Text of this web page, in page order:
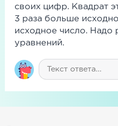
своих цифр. Квадрат
3 раза больше
исходное число. Надо
уравнений.